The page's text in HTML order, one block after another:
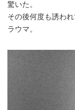
驚いた。
その後何度も誘わ
ラウマ。